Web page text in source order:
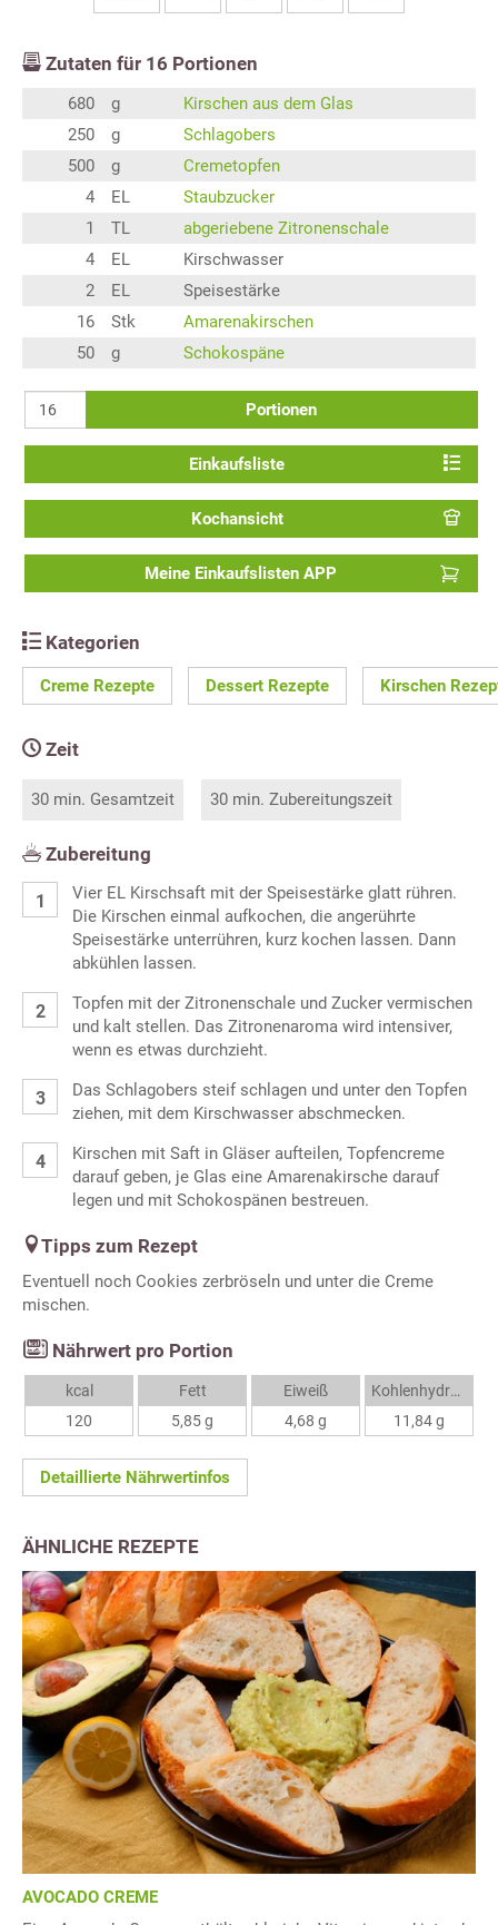
Zutaten für 16 Portionen
680 g
Kirschen aus dem Glas
250
g
Schlagobers
500
g
Cremetopfen
4
EL
Staubzucker
1
TL
abgeriebene Zitronenschale
4
EL
Kirschwasser
2
EL
Speisestärke
16
Stk
Amarenakirschen
50
g Schokospäne
Portionen
Einkaufsliste
Kochansicht
Meine Einkaufslisten APP
Kategorien
Creme Rezepte Dessert Rezepte Kirschen
Zeit
30 min. Gesamtzeit 30 min. Zubereitungszeit
Zubereitung
Vier EL Kirschsaft mit der Speisestärke glatt rühren.
Die Kirschen einmal aufkochen, die angerührte
Speisestärke unterrühren, kurz kochen lassen. Dann
abkühlen lassen.
Topfen mit der Zitronenschale und Zucker vermischen
und kalt stellen. Das Zitronenaroma wird intensiver,
wenn es etwas durchzieht.
Das Schlagobers steif schlagen und unter den Topfen
ziehen, mit dem Kirschwasser abschmecken.
Kirschen mit Saft in Gläser aufteilen, Topfencreme
darauf geben, je Glas eine Amarenakirsche darauf
legen und mit Schokospänen bestreuen.
Tipps zum Rezept
Eventuell noch Cookies zerbröseln und unter die Creme
mischen.
Nährwert pro Portion
kcal
120
Fett
5,85 g
Eiweiß
4,68 g
Kohlenhydrate
11,84 g
Detaillierte Nährwertinfos
ÄHNLICHE REZEPTE
AVOCADO CREME